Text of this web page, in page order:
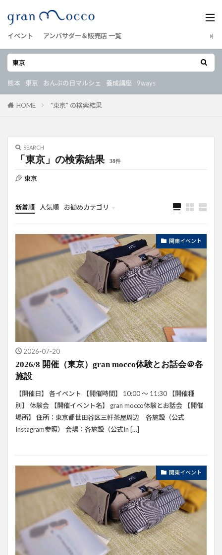
イベント アンバサダー＆販売店 一覧
熊本 東京 おんぶの日マルシェ 養成講座 9ways
HOME "東京" の検索結果
SEARCH
「東京」の検索結果 38件
東京
新着順 人気順 お勧めカテゴリ
イベント
おんぶの日マルシェ
関東イベント
2026-07-20
2026/8 開催（東京）gran mocco体験とお話会＠各
施設
【開催日】 各イベント 【開催時間】 10:00 ～ 11:30 【開催種
別】 体験会 【開催イベント名】 gran mocco体験とお話会 【開催
場所】 住所：東京都世田谷区三軒茶屋周辺 各施設（公式
Instagram参照） 会場：各施設（公式In […]
関東イベント